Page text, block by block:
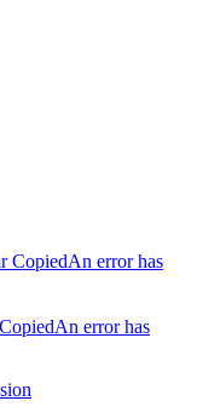
CopiedAn error has
CopiedAn error has